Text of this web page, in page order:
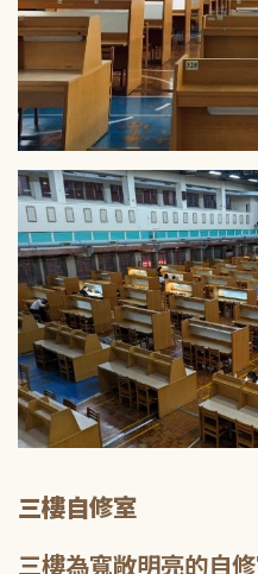
三樓自修室
三樓為寬敞明亮的自